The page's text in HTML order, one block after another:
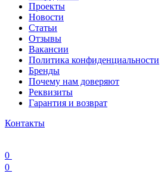
Проекты
Новости
Статьи
Отзывы
Вакансии
Политика конфиденциальности
Бренды
Почему нам доверяют
Реквизиты
Гарантия и возврат
Контакты
0
0